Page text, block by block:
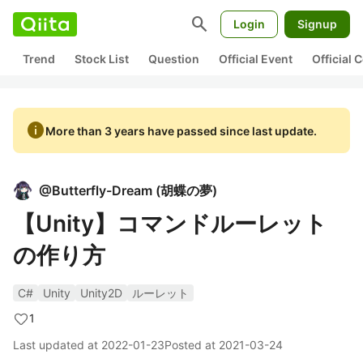
search Login Signup
Trend Stock List Question Official Event Official
infoMore than 3 years have passed since last update.
@Butterfly-Dream (胡蝶の夢)
【Unity】コマンドルーレット
の作り方
C# Unity Unity2D
ルーレット
1
Last updated at 2022-01-23Posted at 2021-03-24